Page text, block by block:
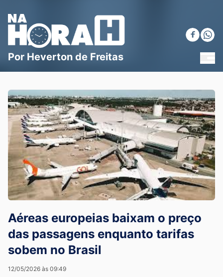
Blog Na Hora H
Por Heverton de Freitas
Aéreas europeias baixam o preço
das passagens enquanto tarifas
sobem no Brasil
12/05/2026 às 09:49